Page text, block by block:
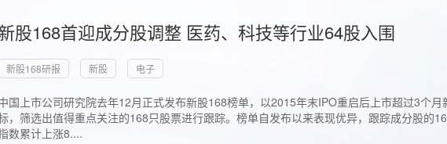
股168首迎成分股调整 医药、科技等行业64股入围
新股168研报 新股 电子
国上市公司研究院去年12月正式发布新股168榜单，以2015年末IPO重启后上市超过3个
，筛选出值得重点关注的168只股票进行跟踪。榜单自发布以来表现优异，跟踪成分股的
数累计上涨8....